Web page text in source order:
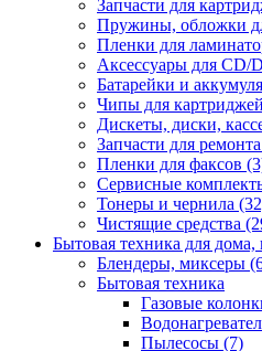
Запчасти для
Пружины, обложки
Пленки для
Аксессуары для CD/
Батарейки и
Чипы для
Дискеты, диски,
Запчасти для
Пленки для факсов
Сервисные
Тонеры и чернила
Чистящие средства
Бытовая техника для дома,
Блендеры, миксеры
Бытовая техника
Газовые
Пылесосы (7)